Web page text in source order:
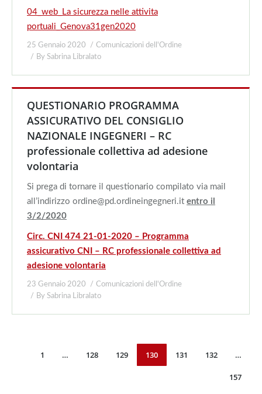
04_web_La sicurezza nelle attivita
portuali_Genova31gen2020
25 Gennaio 2020
Comunicazioni dell'Ordine
By Sabrina Libralato
QUESTIONARIO PROGRAMMA
ASSICURATIVO DEL CONSIGLIO
NAZIONALE INGEGNERI – RC
professionale collettiva ad adesione
volontaria
Si prega di tornare il questionario compilato via mail
all’indirizzo ordine@pd.ordineingegneri.it entro il
3/2/2020
Circ. CNI 474 21-01-2020 – Programma
assicurativo CNI – RC professionale collettiva ad
adesione volontaria
23 Gennaio 2020
Comunicazioni dell'Ordine
By Sabrina Libralato
1 … 128 129 130 131 132 …
157